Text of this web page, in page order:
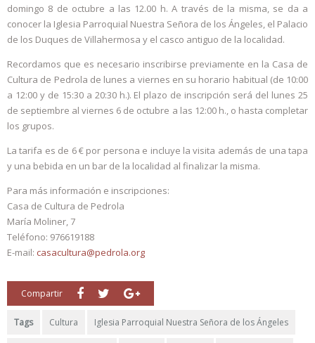
domingo 8 de octubre a las 12.00 h. A través de la misma, se da a
conocer la Iglesia Parroquial Nuestra Señora de los Ángeles, el Palacio
de los Duques de Villahermosa y el casco antiguo de la localidad.
Recordamos que es necesario inscribirse previamente en la Casa de
Cultura de Pedrola de lunes a viernes en su horario habitual (de 10:00
a 12:00 y de 15:30 a 20:30 h.). El plazo de inscripción será del lunes 25
de septiembre al viernes 6 de octubre a las 12:00 h., o hasta completar
los grupos.
La tarifa es de 6 € por persona e incluye la visita además de una tapa
y una bebida en un bar de la localidad al finalizar la misma.
Para más información e inscripciones:
Casa de Cultura de Pedrola
María Moliner, 7
Teléfono: 976619188
E-mail: casacultura@pedrola.org
Compartir
Tags Cultura Iglesia Parroquial Nuestra Señora de los Ángeles